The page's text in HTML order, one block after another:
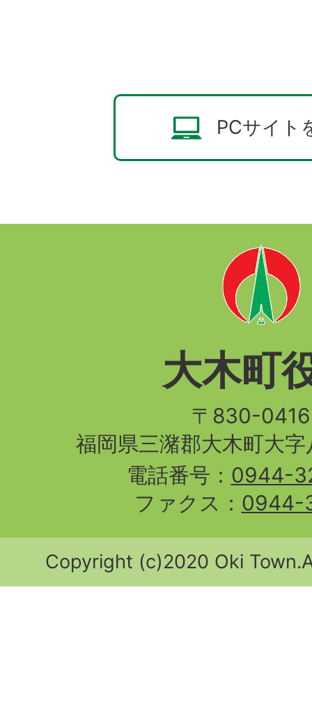
PCサイト
大木町
〒830-
福岡県三潴郡大木町大
電話番号： 0944-
ファクス： 0944-
Copyright (c)2020 Oki